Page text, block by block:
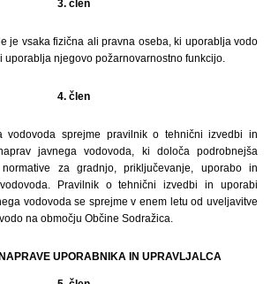
3. člen
je vsaka fizična ali pravna oseba, ki uporablja vodo
njegovo požarnovarnostno funkcijo.
4. člen
vodovoda sprejme pravilnik o tehnični izvedbi in
javnega vodovoda, ki določa podrobnejša
za gradnjo, priključevanje, uporabo in
Pravilnik o tehnični izvedbi in uporabi
vodovoda se sprejme v enem letu od uveljavitve
na območju Občine Sodražica.
UPORABNIKA IN UPRAVLJALCA